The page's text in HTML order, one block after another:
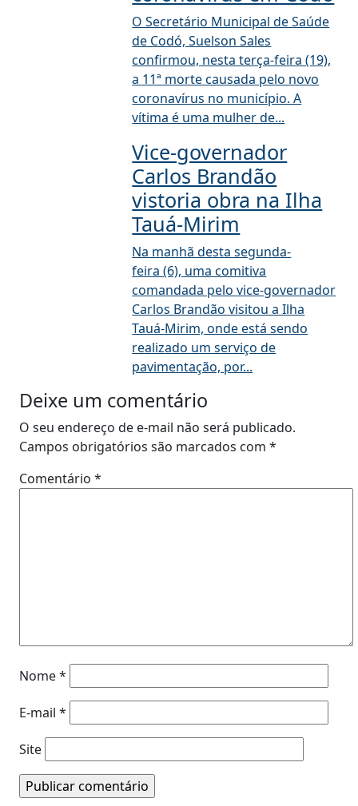
O Secretário Municipal de Saúde
de Codó, Suelson Sales
confirmou, nesta terça-feira (19),
a 11ª morte causada pelo novo
coronavírus no município. A
vítima é uma mulher de...
Vice-governador
Carlos Brandão
vistoria obra na Ilha
Tauá-Mirim
Na manhã desta segunda-
feira (6), uma comitiva
comandada pelo vice-governador
Carlos Brandão visitou a Ilha
Tauá-Mirim, onde está sendo
realizado um serviço de
pavimentação, por...
Deixe um comentário
O seu endereço de e-mail não será publicado.
Campos obrigatórios são marcados com *
Comentário *
Nome*
E-mail *
Site